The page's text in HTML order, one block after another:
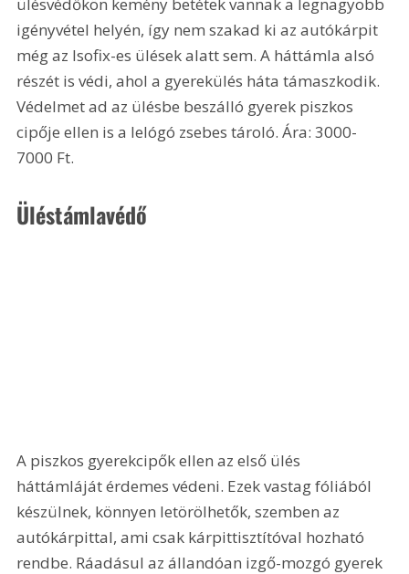
ülésvédőkön kemény betétek vannak a legnagyobb
igényvétel helyén, így nem szakad ki az autókárpit
még az Isofix-es ülések alatt sem. A háttámla alsó
részét is védi, ahol a gyerekülés háta támaszkodik.
Védelmet ad az ülésbe beszálló gyerek piszkos
cipője ellen is a lelógó zsebes tároló. Ára: 3000-
7000 Ft.
Üléstámlavédő
A piszkos gyerekcipők ellen az első ülés
háttámláját érdemes védeni. Ezek vastag fóliából
készülnek, könnyen letörölhetők, szemben az
autókárpittal, ami csak kárpittisztítóval hozható
rendbe. Ráadásul az állandóan izgő-mozgó gyerek